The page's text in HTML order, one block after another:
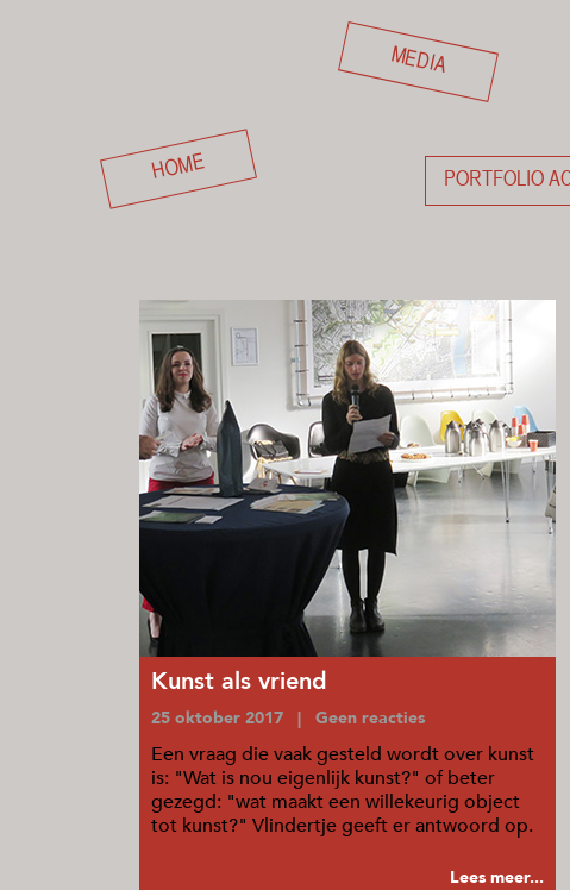
HOME
MEDIA
PORTFOLIO
Kunst als vriend
25 oktober 2017 | Geen reacties
Een vraag die vaak gesteld wordt over kunst
is: "Wat is nou eigenlijk kunst?" of beter
gezegd: "wat maakt een willekeurig object
tot kunst?" Vlindertje geeft er antwoord op.
Lees meer...